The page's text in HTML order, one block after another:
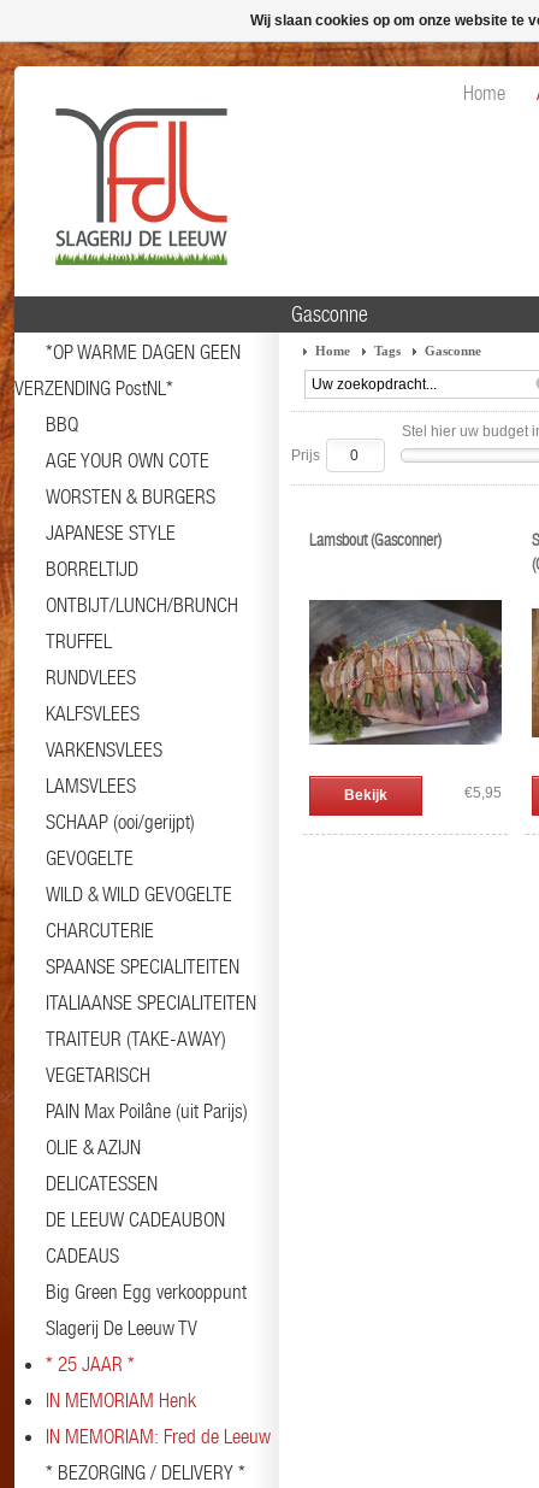
Home
*OP WARME DAGEN GEEN
VERZENDING PostNL*
BBQ
AGE YOUR OWN COTE
WORSTEN & BURGERS
JAPANESE STYLE
BORRELTIJD
ONTBIJT/LUNCH/BRUNCH
TRUFFEL
RUNDVLEES
KALFSVLEES
VARKENSVLEES
LAMSVLEES
SCHAAP (ooi/gerijpt)
GEVOGELTE
WILD & WILD GEVOGELTE
CHARCUTERIE
SPAANSE SPECIALITEITEN
ITALIAANSE SPECIALITEITEN
TRAITEUR (TAKE-AWAY)
VEGETARISCH
PAIN Max Poilâne (uit Parijs)
OLIE & AZIJN
DELICATESSEN
DE LEEUW CADEAUBON
CADEAUS
Big Green Egg verkooppunt
Slagerij De Leeuw TV
* 25 JAAR *
IN MEMORIAM Henk
IN MEMORIAM: Fred de Leeuw
* BEZORGING / DELIVERY *
Gasconne
Home Tags Gasconne
Stel hier uw budget
Prijs
Lamsbout (Gasconner)
Bekijk €5,95
Wij slaan cookies op om onze website te